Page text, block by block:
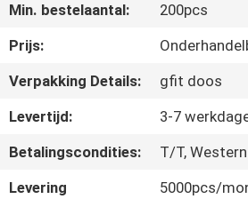
NIEUWS
GEVALLEN
VERZOEK
OM EEN
Min. bestelaantal:
200pcs
Prijs:
Verpakking Details:
gfit doos
Levertijd:
3-7
Betalingscondities:
T/T,
Levering
5000pcs/